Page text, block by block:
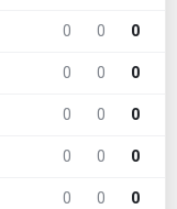
0 0 0
0 0 0
0 0 0
0 0 0
0 0 0